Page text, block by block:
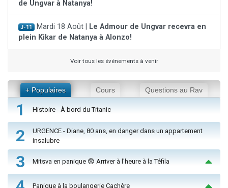
de Ungvar à Natanya!
J-11 Mardi 18 Août |
Le Admour de Ungvar recevra en
plein Kikar de Natanya à Alonzo!
Voir tous les événements à venir
+ Populaires Cours Questions au Rav
1 Histoire - À bord du Titanic
2
URGENCE - Diane, 80 ans, en danger dans un appartement
insalubre
3 Mitsva en panique 😨 Arriver à l'heure à la Téfila
Panique à la boulangerie Cachère